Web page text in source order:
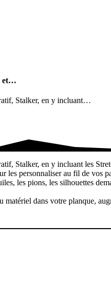
et…
Stalker, en y incluant…
Stalker, en y incluant les
les personnaliser au fil de vos
les pions, les silhouettes
dans votre planque,